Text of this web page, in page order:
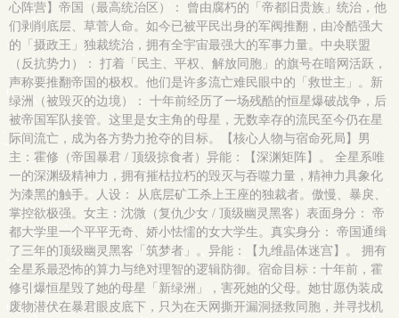
心阵营】帝国（最高统治区）： 曾由腐朽的「帝都旧贵族」统治，他
们剥削底层、草菅人命。如今已被平民出身的军阀推翻，由冷酷强大
的「摄政王」独裁统治，拥有全宇宙最强大的军事力量。中央联盟
（反抗势力）： 打着「民主、平权、解放同胞」的旗号在暗网活跃，
声称要推翻帝国的极权。他们是许多流亡难民眼中的「救世主」。新
绿洲（被毁灭的边境）： 十年前经历了一场残酷的恒星爆破战争，后
被帝国军队接管。这里是女主角的母星，无数幸存的流民至今仍在星
际间流亡，成为各方势力抢夺的目标。【核心人物与宿命死局】男
主：霍修（帝国暴君 / 顶级掠食者）异能：【深渊矩阵】。 全星系唯
一的深渊级精神力，拥有摧枯拉朽的毁灭与吞噬力量，精神力具象化
为漆黑的触手。人设： 从底层矿工杀上王座的独裁者。傲慢、暴戾、
掌控欲极强。女主：沈微（复仇少女 / 顶级幽灵黑客）表面身分： 帝
都大学里一个平平无奇、娇小怯懦的女大学生。真实身分： 帝国通缉
了三年的顶级幽灵黑客「筑梦者」。异能：【九维晶体迷宫】。 拥有
全星系最恐怖的算力与绝对理智的逻辑防御。宿命目标：十年前，霍
修引爆恒星毁了她的母星「新绿洲」，害死她的父母。她甘愿伪装成
废物潜伏在暴君眼皮底下，只为在天网撕开漏洞拯救同胞，并寻找机